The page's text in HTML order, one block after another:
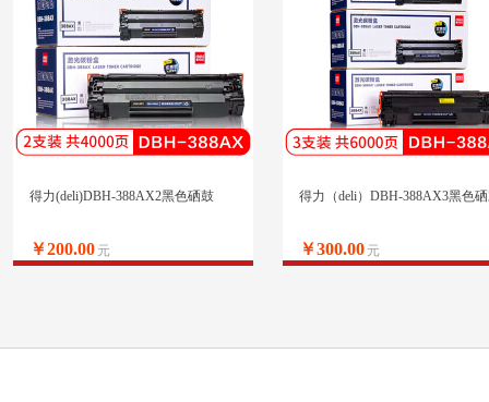
得力(deli)DBH-388AX2黑色硒鼓
￥200.00 元
得力（deli）DBH-388AX3黑色
￥300.00 元